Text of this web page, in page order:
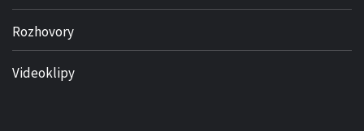
Rozhovory
Videoklipy